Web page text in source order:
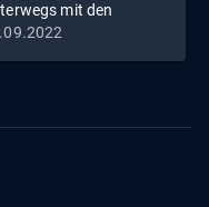
mit den